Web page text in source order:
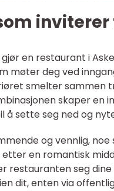
en restaurant i
møter deg ved
smelter sammen
skaper
å sette seg ned og
og vennlig,
en romantisk
restauranten seg
dit, enten via